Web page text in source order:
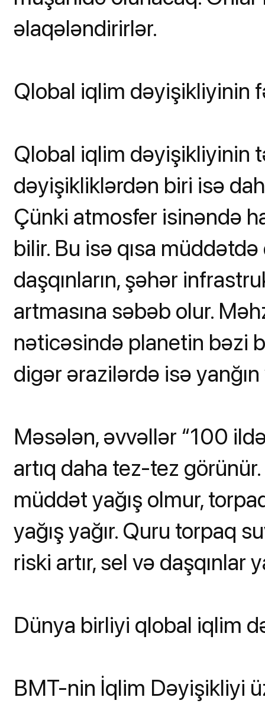
əlaqələndirirlər.
Qlobal iqlim dəyişikliyinin
Qlobal iqlim dəyişikliyinin
dəyişikliklərdən biri isə
Çünki atmosfer isinəndə
bilir. Bu isə qısa
daşqınların, şəhər
artmasına səbəb olur.
nəticəsində planetin bəzi
digər ərazilərdə isə
Məsələn, əvvəllər “100
artıq daha tez-tez
müddət yağış olmur,
yağış yağır. Quru torpaq
riski artır, sel və daşqınlar
Dünya birliyi qlobal iqlim
BMT-nin İqlim Dəyişikliyi